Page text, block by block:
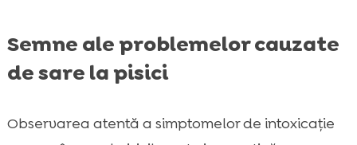
Semne ale problemelor cauzate
de sare la pisici
Observarea atentă a simptomelor de intoxicație